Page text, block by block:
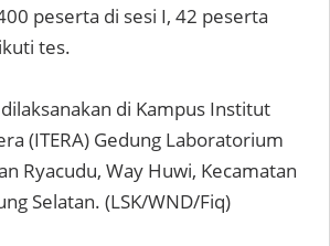
peserta di sesi I, 42 peserta
tes.
dilaksanakan di Kampus Institut
(ITERA) Gedung Laboratorium
Ryacudu, Way Huwi, Kecamatan
Selatan. (LSK/WND/Fiq)